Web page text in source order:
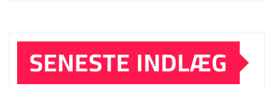
SENESTE INDLÆG